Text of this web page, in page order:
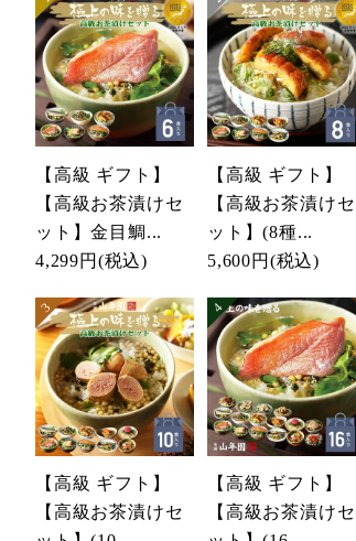
【高級 ギフト】
【高級お茶漬けセ
ット】金目鯛...
4,299円 (税込)
【高級 ギフト】
【高級お茶漬けセ
ット】(8種...
5,600円 (税込)
【高級 ギフト】
【高級お茶漬けセ
【高級 ギフト】
【高級お茶漬けセ